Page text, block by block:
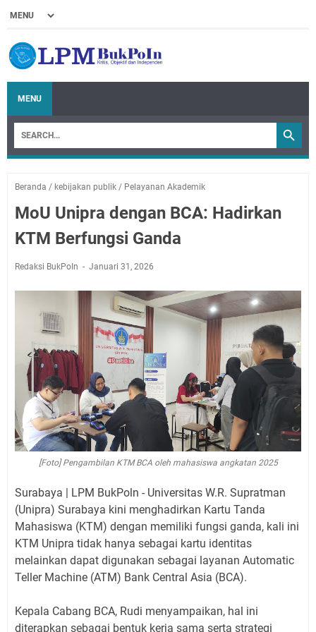
MENU
Beranda / kebijakan publik / Pelayanan Akademik
MoU Unipra dengan BCA: Hadirkan
KTM Berfungsi Ganda
Redaksi BukPoIn Januari 31, 2026
[Foto] Pengambilan KTM BCA oleh mahasiswa angkatan 2025
Surabaya | LPM BukPoln - Universitas W.R. Supratman
(Unipra) Surabaya kini menghadirkan Kartu Tanda
Mahasiswa (KTM) dengan memiliki fungsi ganda, kali ini
KTM Unipra tidak hanya sebagai kartu identitas
melainkan dapat digunakan sebagai layanan Automatic
Teller Machine (ATM) Bank Central Asia (BCA).
Kepala Cabang BCA, Rudi menyampaikan, hal ini
diterapkan sebagai bentuk kerja sama serta strategi